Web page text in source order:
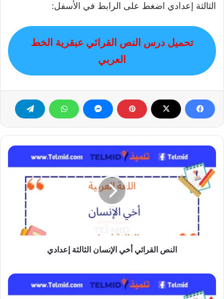
الثالثة إعدادي اضغط على الرابط في الأسفل:
تحميل درس النص القرائي عبقرية الخط
العربي
النص
القرائي
أخي
الإنسان
الثالثة
إعدادي
النص القرائي أخي الإنسان الثالثة إعدادي
تحليل
نص